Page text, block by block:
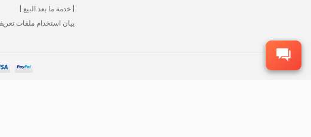
| خدمة ما بعد البيع |
بيان استخدام ملفات